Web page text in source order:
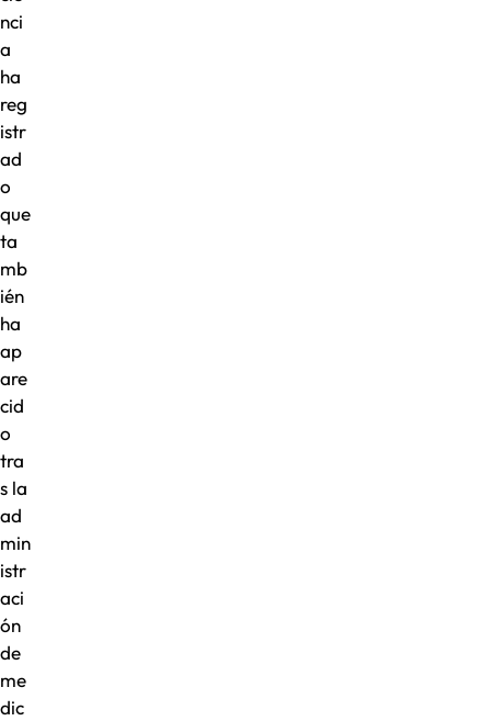
nci
a
ha
reg
istr
ad
o
que
ta
mb
ién
ha
ap
are
cid
o
tra
s la
ad
min
istr
aci
ón
de
me
dic